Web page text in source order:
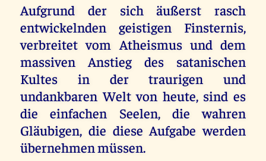
Aufgrund der sich äußerst rasch
entwickelnden geistigen Finsternis,
verbreitet vom Atheismus und dem
massiven Anstieg des satanischen
Kultes in der traurigen und
undankbaren Welt von heute, sind es
die einfachen Seelen, die wahren
Gläubigen, die diese Aufgabe werden
übernehmen müssen.